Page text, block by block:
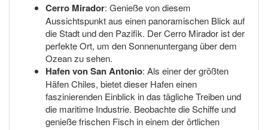
Cerro Mirador: Genieße von diesem
Aussichtspunkt aus einen panoramischen Blick auf
die Stadt und den Pazifik. Der Cerro Mirador ist der
perfekte Ort, um den Sonnenuntergang über dem
Ozean zu sehen.
Hafen von San Antonio: Als einer der größten
Häfen Chiles, bietet dieser Hafen einen
faszinierenden Einblick in das tägliche Treiben und
die maritime Industrie. Beobachte die Schiffe und
genieße frischen Fisch in einem der örtlichen